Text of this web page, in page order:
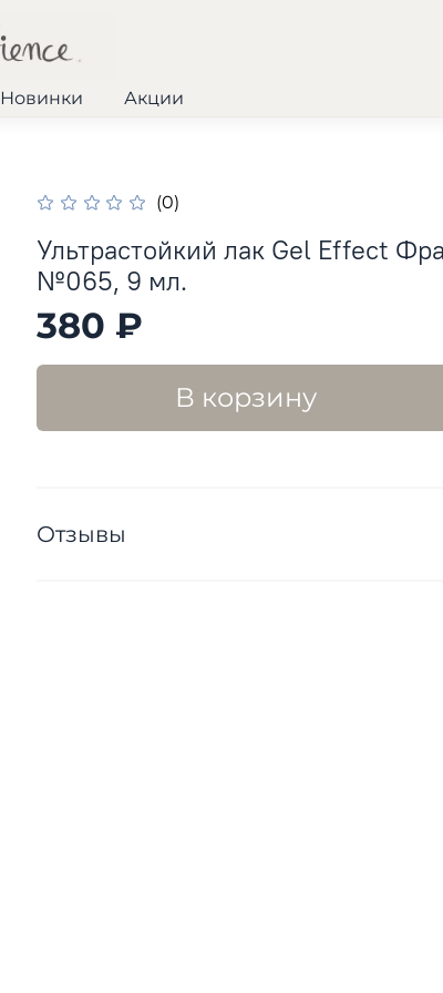
Новинки Акции
(0)
Ультрастойкий лак Gel Effect
№065, 9 мл.
380 ₽
В корзину
Отзывы